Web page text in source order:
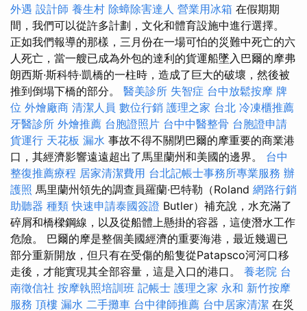
外遇 設計師 養生村 除蟑除害達人 營業用冰箱 在假期期
間，我們可以從許多計劃，文化和體育設施中進行選擇。
正如我們報導的那樣，三月份在一場可怕的災難中死亡的六
人死亡，當一艘已成為外包的達利的貨運船墜入巴爾的摩弗
朗西斯·斯科特·凱橋的一柱時，造成了巨大的破壞，然後被
推到倒塌下橋的部分。 醫美診所 失智症 台中放鬆按摩 牌
位 外燴廠商 清潔人員 數位行銷 護理之家 台北 冷凍櫃推薦
牙醫診所 外燴推薦 台胞證照片 台中中醫整骨 台胞證申請
貨運行 天花板 漏水 事故不得不關閉巴爾的摩重要的商業港
口，其經濟影響遠遠超出了馬里蘭州和美國的邊界。 台中
整復推薦療程 居家清潔費用 台北記帳士事務所專業服務 辦
護照 馬里蘭州領先的調查員羅蘭·巴特勒（Roland 網路行銷
助聽器 種類 快速申請泰國簽證 Butler）補充說，水充滿了
碎屑和橋樑鋼線，以及從船體上懸掛的容器，這使潛水工作
危險。 巴爾的摩是整個美國經濟的重要海港，最近幾週已
部分重新開放，但只有在受傷的船隻從Patapsco河河口移
走後，才能實現其全部容量，這是入口的港口。 養老院 台
南徵信社 按摩執照培訓班 記帳士 護理之家 永和 新竹按摩
服務 頂樓 漏水 二手攤車 台中律師推薦 台中居家清潔 在災